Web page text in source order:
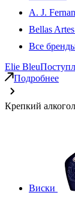
A. J.
Bellas Artes
Все
Elie Bleu
Подробнее
Крепкий
Виски